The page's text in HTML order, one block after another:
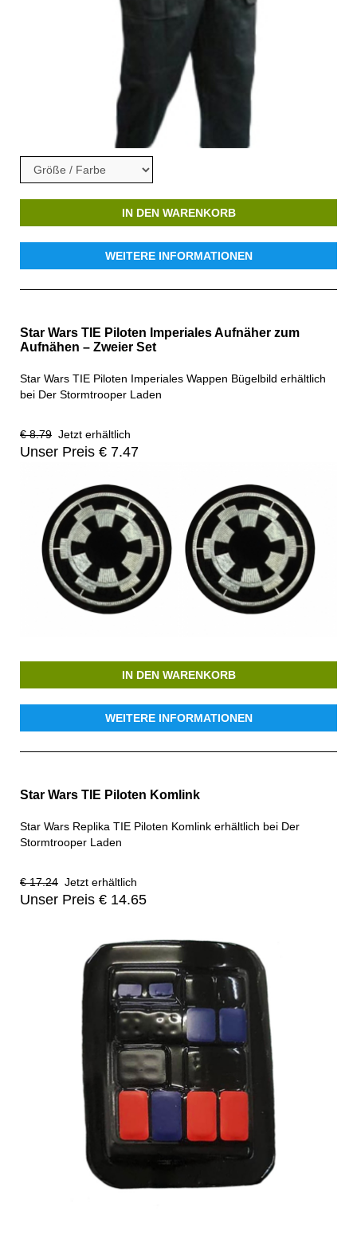
IN DEN WARENKORB
WEITERE INFORMATIONEN
Star Wars TIE Piloten Imperiales Aufnäher zum
Aufnähen – Zweier Set
Star Wars TIE Piloten Imperiales Wappen Bügelbild erhältlich
bei Der Stormtrooper Laden
€ 8.79 Jetzt erhältlich
Unser Preis € 7.47
IN DEN WARENKORB
WEITERE INFORMATIONEN
Star Wars TIE Piloten Komlink
Star Wars Replika TIE Piloten Komlink erhältlich bei Der
Stormtrooper Laden
€ 17.24 Jetzt erhältlich
Unser Preis € 14.65